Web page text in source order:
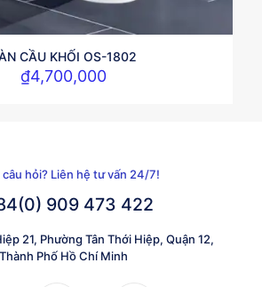
CẦU KHỐI OS-1802
₫4,700,000
câu hỏi? Liên hệ tư vấn 24/7!
909 473 422
21, Phường Tân Thới Hiệp, Quận 12,
Thành Phố Hồ Chí Minh